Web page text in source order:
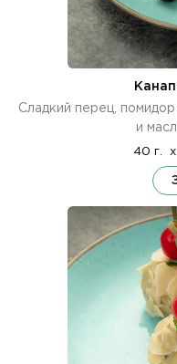
Сладкий перец,
и
40 г. x